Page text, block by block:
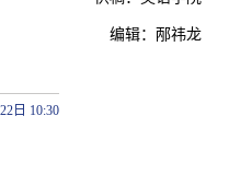
编辑：邴祎龙
日 10:30